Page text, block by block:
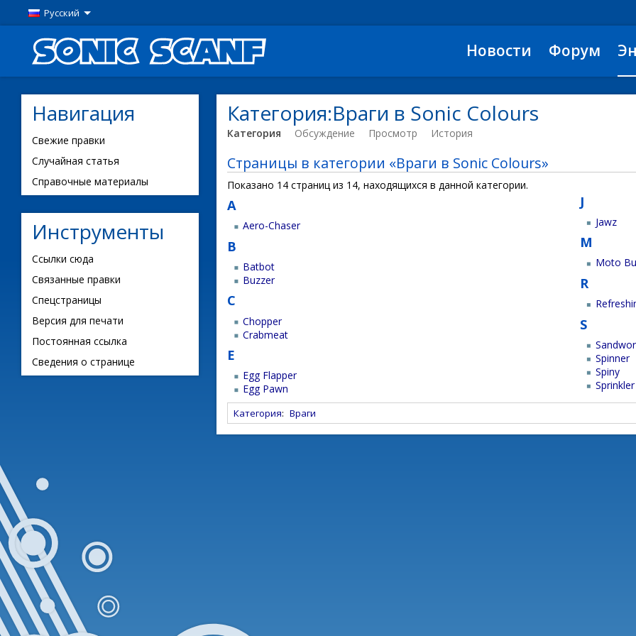
Русский
Новости Форум
Навигация
Свежие правки
Случайная статья
Справочные материалы
Инструменты
Ссылки сюда
Связанные правки
Спецстраницы
Версия для печати
Постоянная ссылка
Сведения о странице
Категория:Враги в Sonic Colours
Категория Обсуждение Просмотр История
Страницы в категории «Враги в Sonic Colours»
Показано 14 страниц из 14, находящихся в данной категории.
A
Aero-Chaser
B
Batbot
Buzzer
C
Chopper
Crabmeat
E
Egg Flapper
Egg Pawn
J
Jawz
M
Moto
R
S
Spinner
Spiny
Sprinkler
Категория: Враги